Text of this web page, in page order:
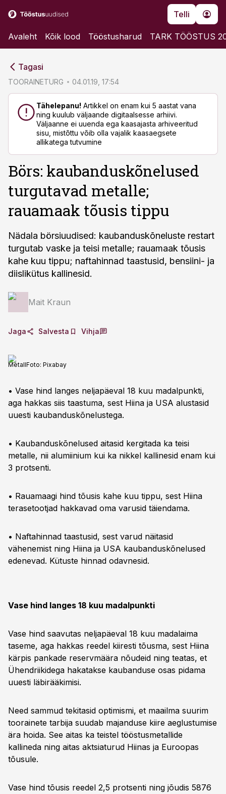
Telli
Avaleht Kõik lood Tööstusharud TARK TÖÖSTUS
Tagasi
TOORAINETURG 04.01.19, 17:54
Tähelepanu! Artikkel on enam kui 5 aastat vana
ning kuulub väljaande digitaalsesse arhiivi.
Väljaanne ei uuenda ega kaasajasta arhiveeritud
sisu, mistõttu võib olla vajalik kaasaegsete
allikatega tutvumine
Börs: kaubanduskõnelused
turgutavad metalle;
rauamaak tõusis tippu
Nädala börsiuudised: kaubanduskõneluste restart
turgutab vaske ja teisi metalle; rauamaak tõusis
kahe kuu tippu; naftahinnad taastusid, bensiini- ja
diislikütus kallinesid.
Mait Kraun
Jaga Salvesta Vihja
MetallFoto: Pixabay
• Vase hind langes neljapäeval 18 kuu madalpunkti,
aga hakkas siis taastuma, sest Hiina ja USA alustasid
uuesti kaubanduskõnelustega.
• Kaubanduskõnelused aitasid kergitada ka teisi
metalle, nii alumiinium kui ka nikkel kallinesid enam kui
3 protsenti.
• Rauamaagi hind tõusis kahe kuu tippu, sest Hiina
terasetootjad hakkavad oma varusid täiendama.
• Naftahinnad taastusid, sest varud näitasid
vähenemist ning Hiina ja USA kaubanduskõnelused
edenevad. Kütuste hinnad odavnesid.
Vase hind langes 18 kuu madalpunkti
Vase hind saavutas neljapäeval 18 kuu madalaima
taseme, aga hakkas reedel kiiresti tõusma, sest Hiina
kärpis pankade reservmäära nõudeid ning teatas, et
Ühendriikidega hakatakse kaubanduse osas pidama
uuesti läbirääkimisi.
Need sammud tekitasid optimismi, et maailma suurim
toorainete tarbija suudab majanduse kiire aeglustumise
ära hoida. See aitas ka teistel tööstusmetallide
kallineda ning aitas aktsiaturud Hiinas ja Euroopas
tõusule.
Vase hind tõusis reedel 2,5 protsenti ning jõudis 5876